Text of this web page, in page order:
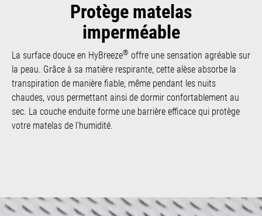
Protège matelas
imperméable
La surface douce en HyBreeze® offre une sensation agréable sur
la peau. Grâce à sa matière respirante, cette alèse absorbe la
transpiration de manière fiable, même pendant les nuits
chaudes, vous permettant ainsi de dormir confortablement au
sec. La couche enduite forme une barrière efficace qui protège
votre matelas de l'humidité.